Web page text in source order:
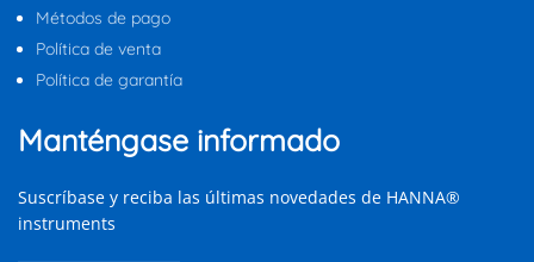
Métodos de pago
Política de venta
Política de garantía
Manténgase informado
Suscríbase y reciba las últimas novedades de HANNA®
instruments